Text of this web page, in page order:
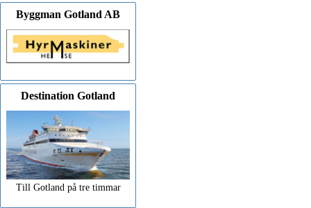
Byggman Gotland AB
Destination Gotland
Till Gotland på tre timmar